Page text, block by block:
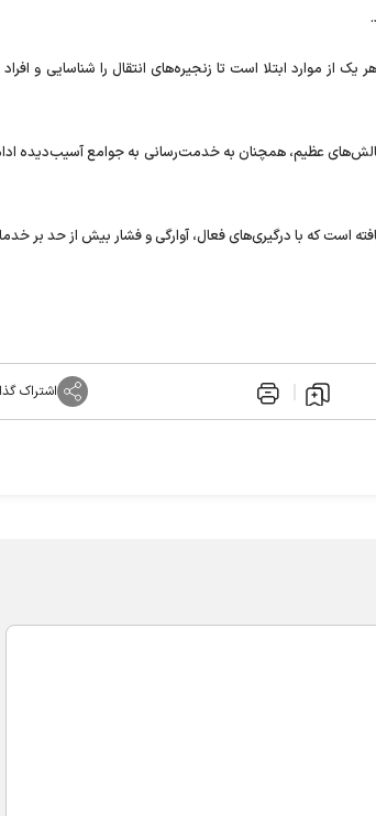
موارد ابتلا است تا زنجیره‌های انتقال را شناسایی و افراد
عظیم، همچنان به خدمت‌رسانی به جوامع آسیب‌دیده
مه اعلام شد و در مناطقی گسترش یافته است که با درگیری‌های فعال، آوارگی و فشار بیش‌ از حد بر
اشتراک